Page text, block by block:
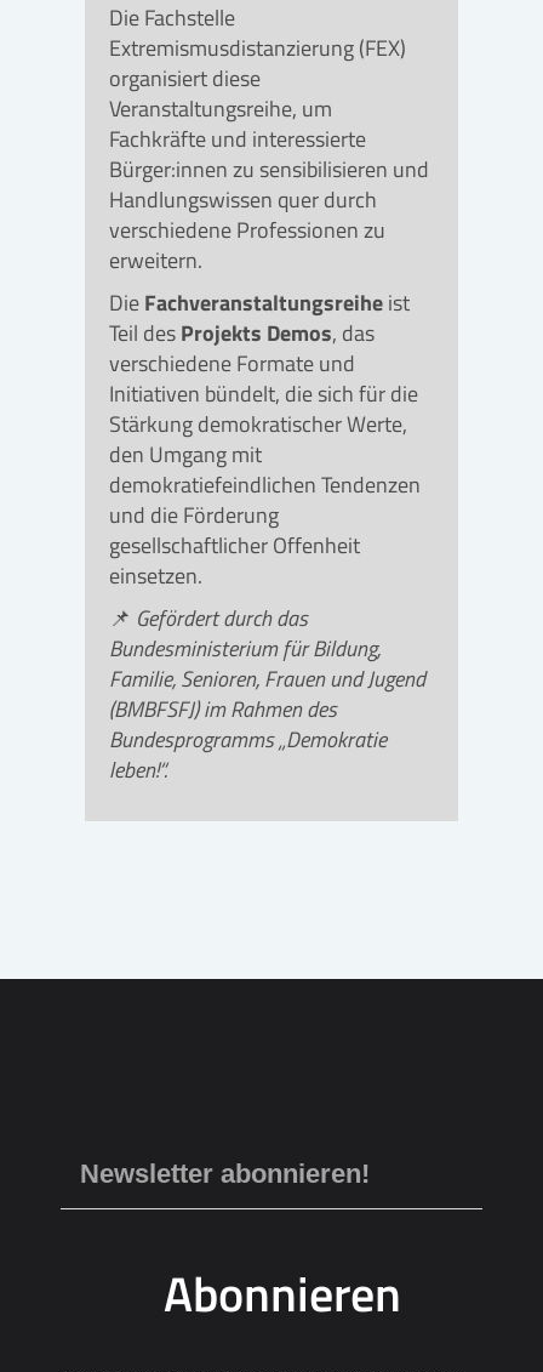
Die Fachstelle
Extremismusdistanzierung (FEX)
organisiert diese
Veranstaltungsreihe, um
Fachkräfte und interessierte
Bürger:innen zu sensibilisieren und
Handlungswissen quer durch
verschiedene Professionen zu
erweitern.
DieFachveranstaltungsreiheist
Teil desProjekts Demos, das
verschiedene Formate und
Initiativen bündelt, die sich für die
Stärkung demokratischer Werte,
den Umgang mit
demokratiefeindlichen Tendenzen
und die Förderung
gesellschaftlicher Offenheit
einsetzen.
📌 Gefördert durch das
Bundesministerium für Bildung,
Familie, Senioren, Frauen und Jugend
(BMBFSFJ) im Rahmen des
Bundesprogramms „Demokratie
leben!“.
Abonnieren